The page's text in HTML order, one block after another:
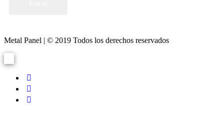
Metal Panel | © 2019 Todos los derechos reservados